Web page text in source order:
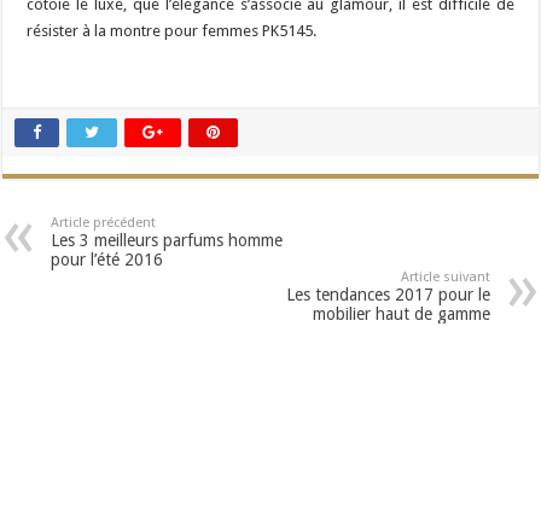
côtoie le luxe, que l’élégance s’associe au glamour, il est difficile de
résister à la montre pour femmes PK5145.
Article précédent
Les 3 meilleurs parfums homme
pour l’été 2016
Article suivant
Les tendances 2017 pour le
mobilier haut de gamme